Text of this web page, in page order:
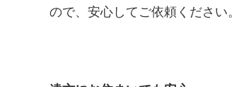
ので、安心してご依頼ください。